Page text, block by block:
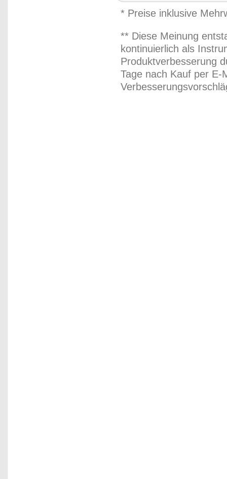
* Preise inklusive
** Diese Meinung
kontinuierlich als
Produktverbesserung
Tage nach Kauf per E-